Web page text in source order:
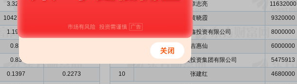
3.3247
10427.03
1.1990
0.83
0.83
0.1397 0.2273
章志亮 11632000
黄晓霞 9320000
江阴市华鑫投资有限公司 8000000
吉惠仙 6000000
江苏高科技投资集团有限公司 5475913
10 张建红 4680000